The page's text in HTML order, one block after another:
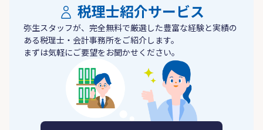
税理士紹介サービス
弥生スタッフが、完全無料で厳選した豊富な経験と実績の
ある税理士・会計事務所をご紹介します。
まずは気軽にご要望をお聞かせください。